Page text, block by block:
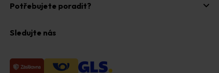
Potřebujete poradit?
Sledujte nás